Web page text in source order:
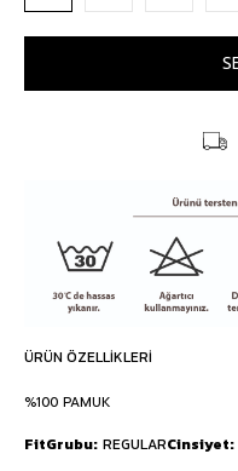
ÜRÜN ÖZELLIKLERI
%100 PAMUK
FitGrubu REGULARCinsiyet